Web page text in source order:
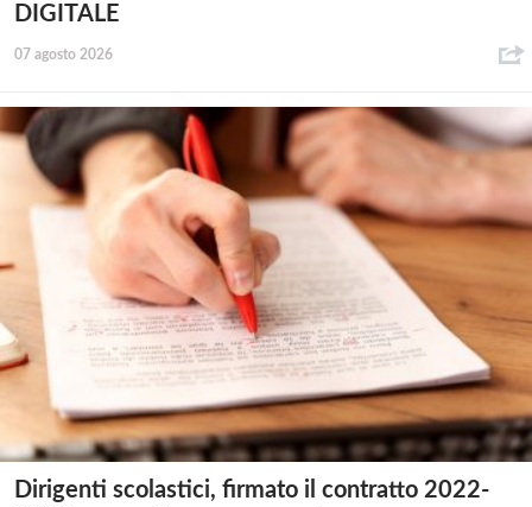
DIGITALE
07 agosto 2026
Dirigenti scolastici, firmato il contratto 2022-